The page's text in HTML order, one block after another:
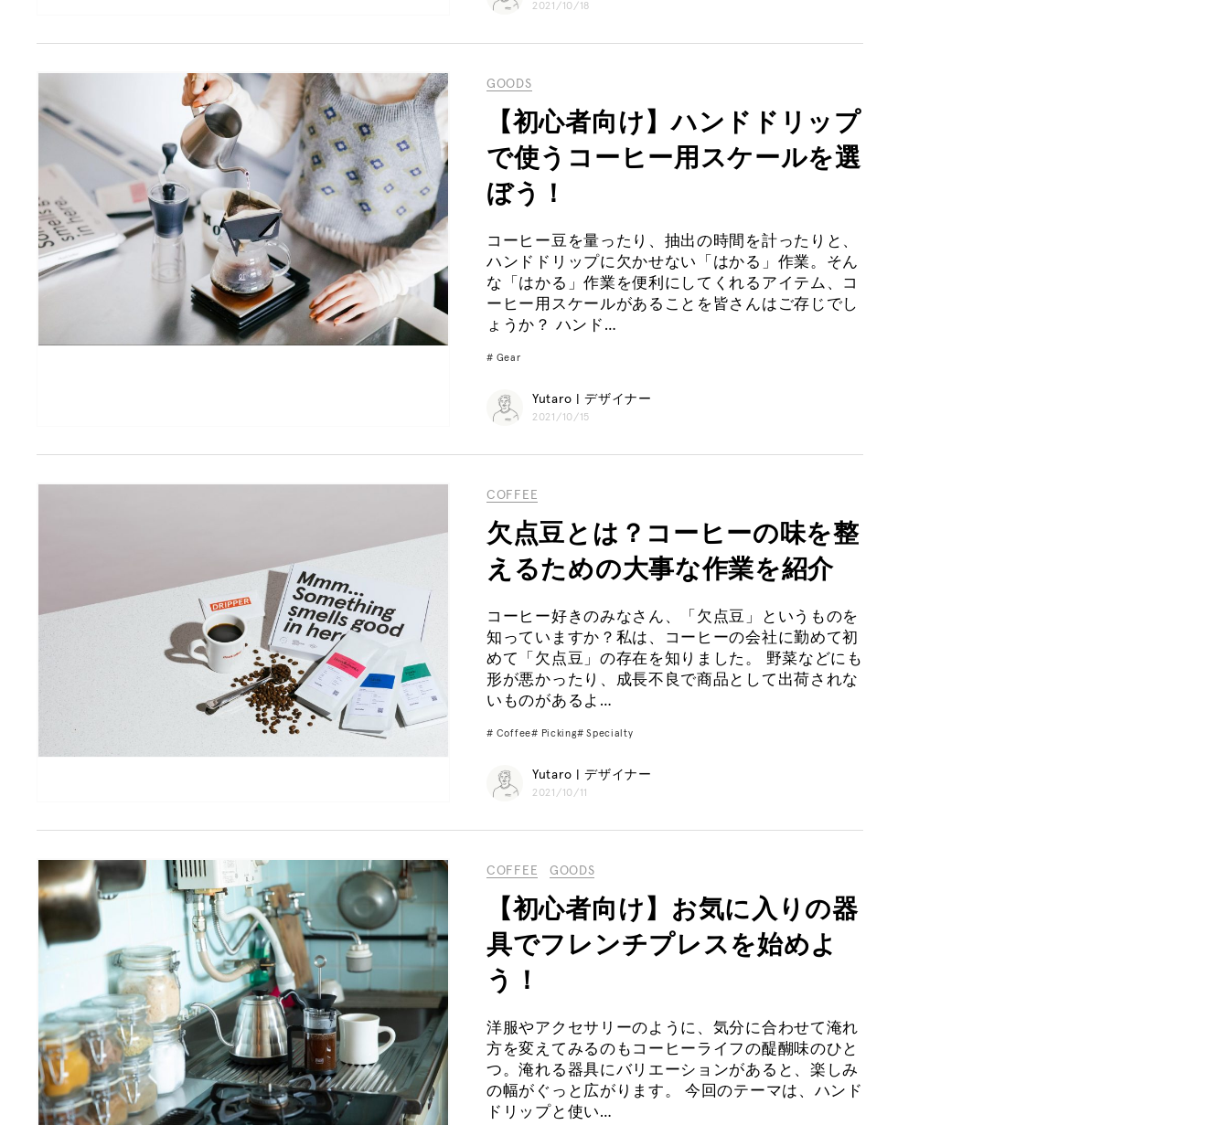
2021/10/18
GOODS
【初心者向け】ハンドドリップ
で使うコーヒー用スケールを選
ぼう！
コーヒー豆を量ったり、抽出の時間を計ったりと、
ハンドドリップに欠かせない「はかる」作業。そん
な「はかる」作業を便利にしてくれるアイテム、コ
ーヒー用スケールがあることを皆さんはご存じでし
ょうか？ ハンド…
Gear
Yutaro | デザイナー
2021/10/15
COFFEE
欠点豆とは？コーヒーの味を整
えるための大事な作業を紹介
コーヒー好きのみなさん、「欠点豆」というものを
知っていますか？私は、コーヒーの会社に勤めて初
めて「欠点豆」の存在を知りました。 野菜などにも
形が悪かったり、成長不良で商品として出荷されな
いものがあるよ…
Coffee Picking Specialty
Yutaro | デザイナー
2021/10/11
COFFEE GOODS
【初心者向け】お気に入りの器
具でフレンチプレスを始めよ
う！
洋服やアクセサリーのように、気分に合わせて淹れ
方を変えてみるのもコーヒーライフの醍醐味のひと
つ。淹れる器具にバリエーションがあると、楽しみ
の幅がぐっと広がります。 今回のテーマは、ハンド
ドリップと使い…